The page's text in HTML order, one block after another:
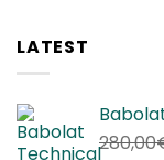
LATEST
280,00